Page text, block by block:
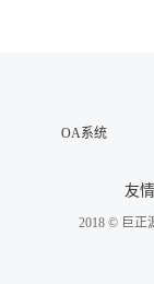
OA系统
友
2018 © 巨正